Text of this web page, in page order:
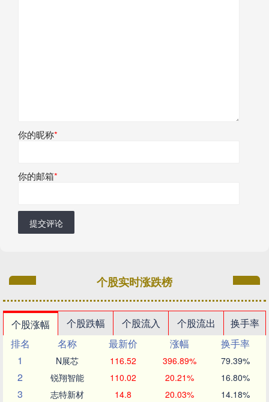
你的昵称*
你的邮箱*
提交评论
个股实时涨跌榜
个股涨幅 个股跌幅 个股流入 个股流出
换手率
排名
名称 最新价 涨幅
换手率
1
N展芯 116.52 396.89% 79.39%
2 锐翔智能 110.02 20.21% 16.80%
3 志特新材 14.8 20.03% 14.18%